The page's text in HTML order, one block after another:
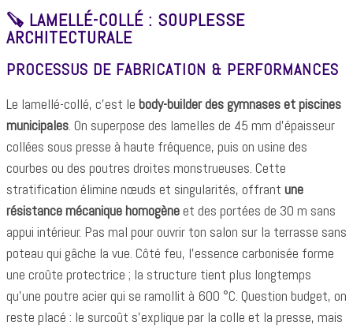
🪚 LAMELLÉ-COLLÉ : SOUPLESSE
ARCHITECTURALE
PROCESSUS DE FABRICATION & PERFORMANCES
Le lamellé-collé, c’est le body-builder des gymnases et piscines
municipales. On superpose des lamelles de 45 mm d’épaisseur
collées sous presse à haute fréquence, puis on usine des
courbes ou des poutres droites monstrueuses. Cette
stratification élimine nœuds et singularités, offrant une
résistance mécanique homogèneet des portées de 30 m sans
appui intérieur. Pas mal pour ouvrir ton salon sur la terrasse sans
poteau qui gâche la vue. Côté feu, l’essence carbonisée forme
une croûte protectrice ; la structure tient plus longtemps
qu’une poutre acier qui se ramollit à 600 °C. Question budget, on
reste placé : le surcoût s’explique par la colle et la presse, mais